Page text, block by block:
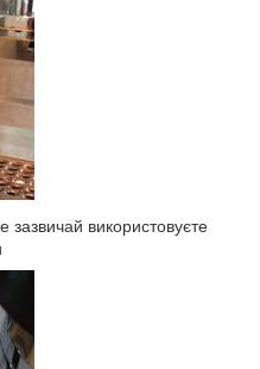
зазвичай використовуєте